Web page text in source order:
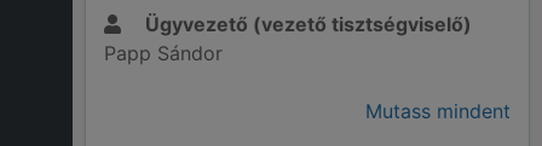
Ügyvezető (vezető tisztségviselő)
Papp Sándor
Mutass mindent